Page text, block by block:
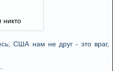
США нам не друг - это враг,